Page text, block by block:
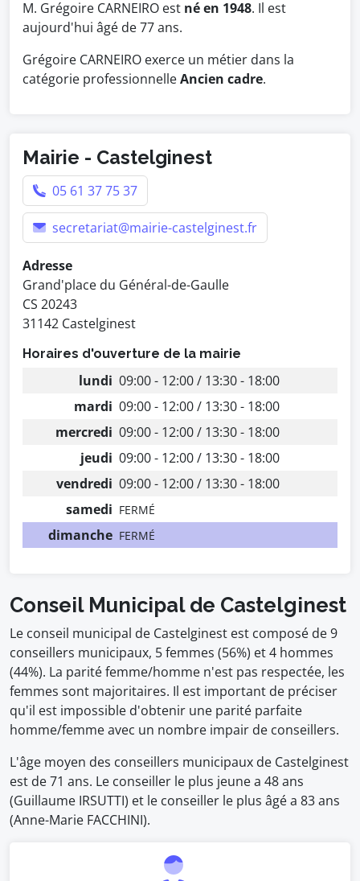
M. Grégoire CARNEIRO est né en 1948. Il est
aujourd'hui âgé de 77 ans.
Grégoire CARNEIRO exerce un métier dans la
catégorie professionnelleAncien cadre.
Mairie - Castelginest
05 61 37 75 37
secretariat@mairie-castelginest.fr
Adresse
Grand'place du Général-de-Gaulle
CS 20243
31142 Castelginest
Horaires d'ouverture de la mairie
lundi 09:00 - 12:00 / 13:30 - 18:00
mardi 09:00 - 12:00 / 13:30 - 18:00
mercredi 09:00 - 12:00 / 13:30 - 18:00
jeudi 09:00 - 12:00 / 13:30 - 18:00
vendredi 09:00 - 12:00 / 13:30 - 18:00
samedi FERMÉ
dimanche FERMÉ
Conseil Municipal de Castelginest
Le conseil municipal de Castelginest est composé de 9
conseillers municipaux, 5 femmes (56%) et 4 hommes
(44%). La parité femme/homme n'est pas respectée, les
femmes sont majoritaires. Il est important de préciser
qu'il est impossible d'obtenir une parité parfaite
homme/femme avec un nombre impair de conseillers.
L'âge moyen des conseillers municipaux de Castelginest
est de 71 ans. Le conseiller le plus jeune a 48 ans
(Guillaume IRSUTTI) et le conseiller le plus âgé a 83 ans
(Anne-Marie FACCHINI).